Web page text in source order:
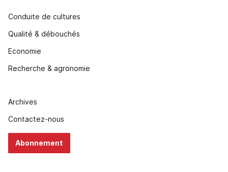
Conduite de cultures
Qualité & débouchés
Economie
Recherche & agronomie
Archives
Contactez-nous
Abonnement